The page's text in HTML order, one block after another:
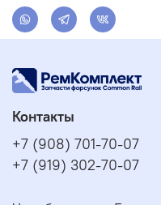
Контакты
+7 (908) 701-70-07
+7 (919) 302-70-07